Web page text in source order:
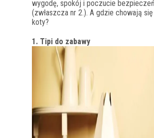
wygodę, spokój i poczucie
(zwłaszcza nr 2.). A gdzie chowają
koty?
1. Tipi do zabawy